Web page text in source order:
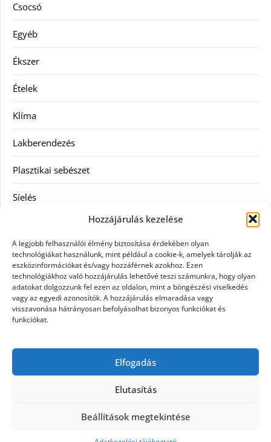
Hozzájárulás kezelése
A legjobb felhasználói élmény biztosítása érdekében olyan
technológiákat használunk, mint például a cookie-k, amelyek tárolják az
eszközinformációkat és/vagy hozzáférnek azokhoz. Ezen
technológiákhoz való hozzájárulás lehetővé teszi számunkra, hogy olyan
adatokat dolgozzunk fel ezen az oldalon, mint a böngészési viselkedés
vagy az egyedi azonosítók. A hozzájárulás elmaradása vagy
visszavonása hátrányosan befolyásolhat bizonyos funkciókat és
funkciókat.
Elfogadás
Elutasítás
Beállítások megtekintése
Csocsó
Egyéb
Ékszer
Ételek
Klíma
Lakberendezés
Plasztikai sebészet
Síelés
Táskák
Vásárlás
Webáruház
Casco biztosítás használt járműre
Newspaperly WordPress Theme